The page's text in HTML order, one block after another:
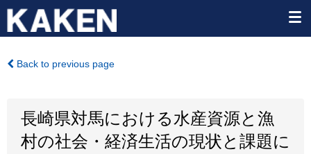
Back to previous page
長崎県対馬における水産資源と漁
村の社会・経済生活の現状と課題に